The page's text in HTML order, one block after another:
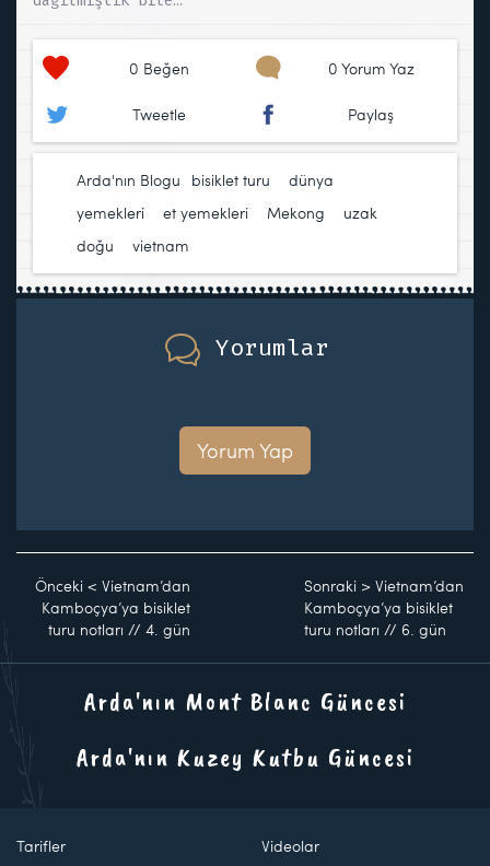
0 Beğen 0 Yorum Yaz
Tweetle Paylaş
Arda'nın Blogu bisiklet turu
dünya
yemekleri
et yemekleri Mekong
uzak
doğu
vietnam
Yorumlar
Yorum Yap
Önceki < Vietnam’dan
Kamboçya’ya bisiklet
turu notları // 4. gün
Sonraki >Vietnam’dan
Kamboçya’ya bisiklet
turu notları // 6. gün
Arda'nın Mont Blanc Güncesi
Arda'nın Kuzey Kutbu Güncesi
Tarifler Videolar